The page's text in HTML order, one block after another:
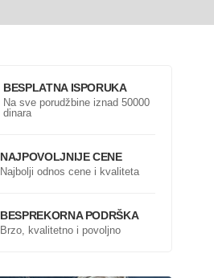
BESPLATNA ISPORUKA
Na sve porudžbine iznad 50000
dinara
NAJPOVOLJNIJE CENE
Najbolji odnos cene i kvaliteta
BESPREKORNA PODRŠKA
Brzo, kvalitetno i povoljno